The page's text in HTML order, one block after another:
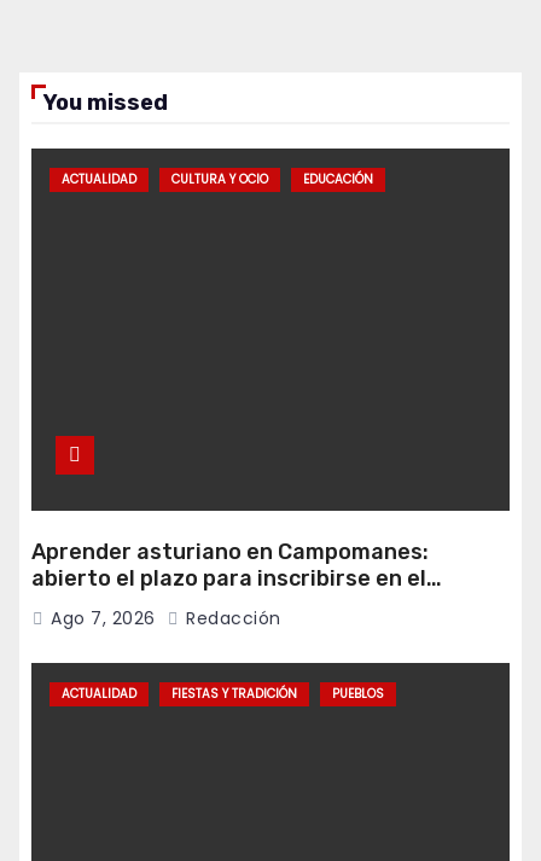
You missed
ACTUALIDAD CULTURA Y OCIO EDUCACIÓN
Aprender asturiano en Campomanes:
abierto el plazo para inscribirse en el
programa Falamos
Ago 7, 2026 Redacción
ACTUALIDAD FIESTAS Y TRADICIÓN PUEBLOS